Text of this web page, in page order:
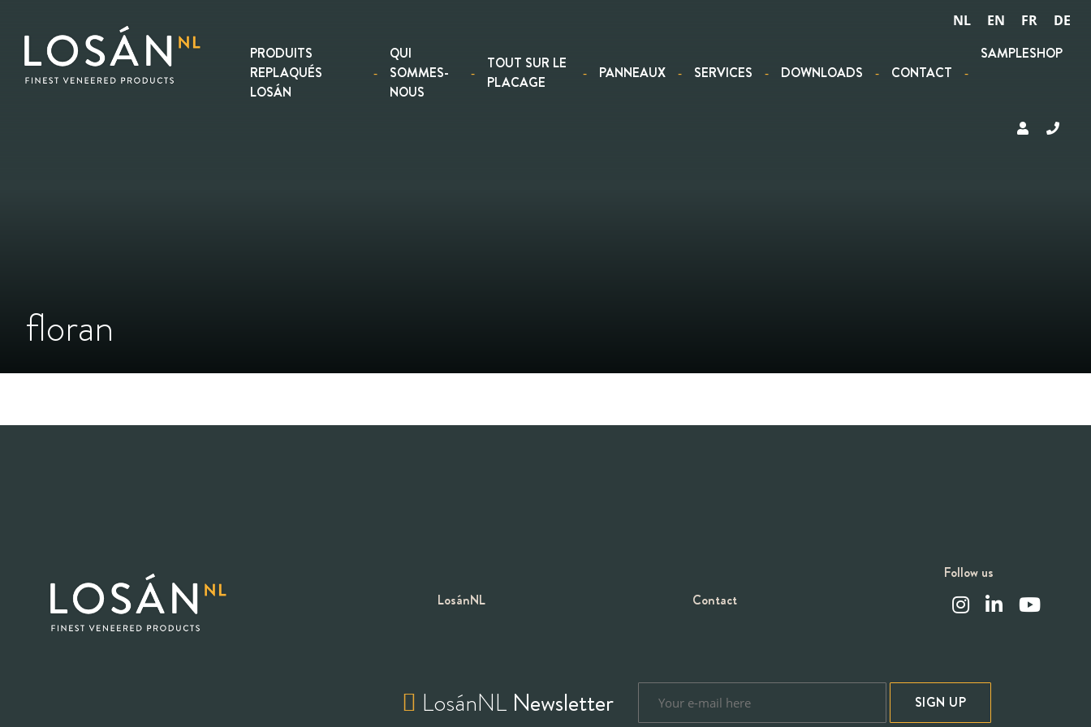
NL EN FR DE
PRODUITS
REPLAQUÉS
LOSÁN
QUI
SOMMES-
NOUS
TOUT SUR LE
PLACAGE
PANNEAUX SERVICES DOWNLOADS CONTACT
SAMPLESHOP
floran
LosánNL Contact
Follow us
LosánNL Newsletter